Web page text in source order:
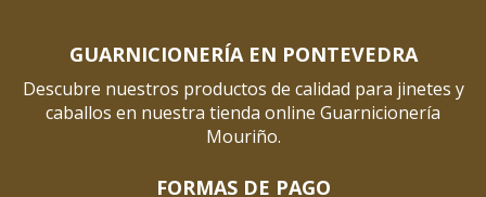
GUARNICIONERÍA EN PONTEVEDRA
Descubre nuestros productos de calidad para jinetes y
caballos en nuestra tienda online Guarnicionería
Mouriño.
FORMAS DE PAGO